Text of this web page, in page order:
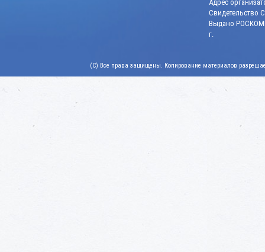
Адрес
Свидетельство
Выдано
г.
(C) Все права защищены. Копирование материалов